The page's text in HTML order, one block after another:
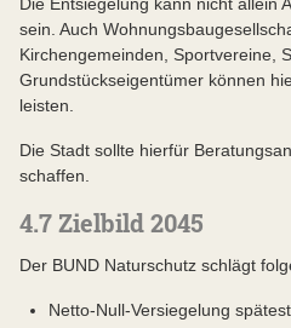
Die Entsiegelung kann nicht allein
sein. Auch
Kirchengemeinden, Sportvereine,
Grundstückseigentümer können
leisten.
Die Stadt sollte hierfür
schaffen.
4.7 Zielbild 2045
Der BUND Naturschutz schlägt
Netto-Null-Versiegelung